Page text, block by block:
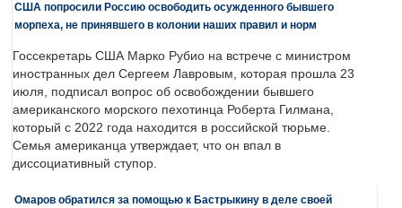
США попросили Россию освободить осужденного бывшего
морпеха, не принявшего в колонии наших правил и норм
Госсекретарь США Марко Рубио на встрече с министром
иностранных дел Сергеем Лавровым, которая прошла 23
июля, подписал вопрос об освобождении бывшего
американского морского пехотинца Роберта Гилмана,
который с 2022 года находится в российской тюрьме.
Семья американца утверждает, что он впал в
диссоциативный ступор.
Омаров обратился за помощью к Бастрыкину в деле своей